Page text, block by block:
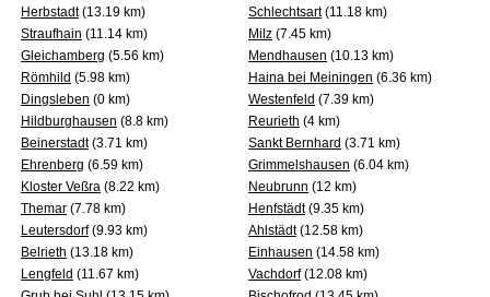
Herbstadt(13.19 km) Schlechtsart(11.18 km)
Straufhain (11.14 km) Milz (7.45 km)
Gleichamberg (5.56 km) Mendhausen (10.13 km)
Römhild (5.98 km) Haina bei Meiningen (6.36 km)
Dingsleben (0 km) Westenfeld (7.39 km)
Hildburghausen (8.8 km) Reurieth (4 km)
Beinerstadt(3.71 km) Sankt Bernhard (3.71 km)
Ehrenberg (6.59 km) Grimmelshausen (6.04 km)
Kloster Veßra (8.22 km) Neubrunn (12 km)
Themar (7.78 km) Henfstädt(9.35 km)
Leutersdorf(9.93 km) Ahlstädt(12.58 km)
Belrieth (13.18 km) Einhausen (14.58 km)
Lengfeld (11.67 km) Vachdorf(12.08 km)